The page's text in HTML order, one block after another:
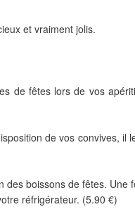
et vraiment jolis.
de fêtes lors de vos
de vos convives, il
des boissons de fêtes. Une
réfrigérateur. (5.90 €)